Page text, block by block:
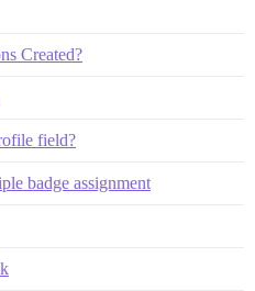
Created?
field?
badge assignment